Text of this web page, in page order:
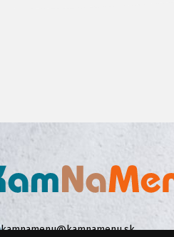
kamnamenu@kamnamenu.sk